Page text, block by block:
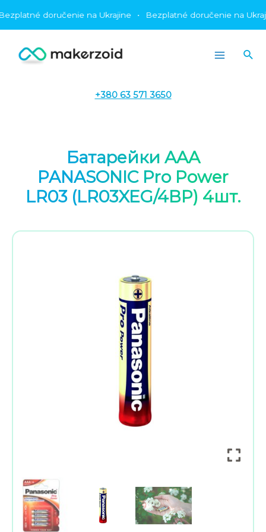
doručenie na Ukrajine • Bezplatné doručenie na Ukrajine
+380 63 571 3650
Батарейки AAA
PANASONIC Pro Power
LR03 (LR03XEG/4BP) 4шт.